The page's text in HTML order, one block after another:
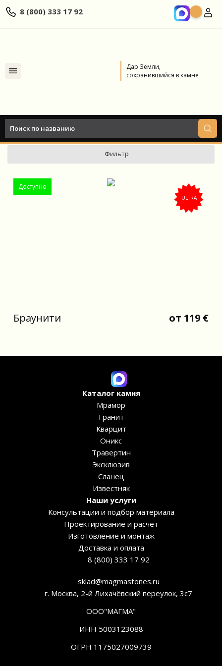
8 (800) 333 17 92
Дар Земли,
сохранившийся в камне
Браунити
Фильтр
Доступно
ULTRA
Браунити от 119 €
Каталог камня
Мрамор
Гранит
Кварцит
Оникс
Травертин
Эксклюзив
Сланец
Известняк
Наши услуги
Консультации и подбор материала
Проектирование и расчет
Изготовление и монтаж
Доставка и оплата
8 (800) 333 17 92
sklad@magmastones.ru
ООО"МАГМА"
ИНН 5003123088
г. Москва, 2-й Лихачёвский переулок, 3с7
ОГРН 1175027009739